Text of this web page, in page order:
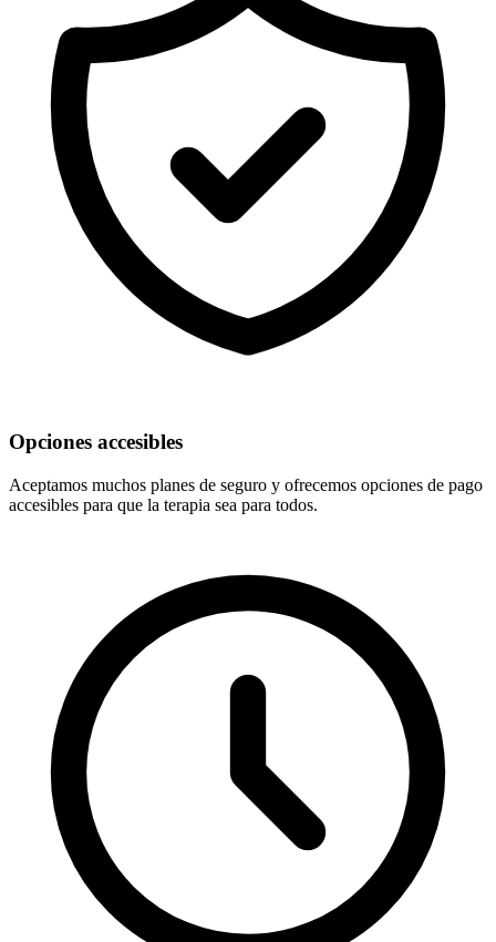
Opciones accesibles
Aceptamos muchos planes de seguro y ofrecemos opciones de pago
accesibles para que la terapia sea para todos.